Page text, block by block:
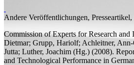
Andere Veröffentlichungen,
Commission of Experts for Research and
Dietmar; Grupp, Hariolf; Achleitner,
Jutta; Luther, Joachim (Hg.) (2008).
and Technological Performance in